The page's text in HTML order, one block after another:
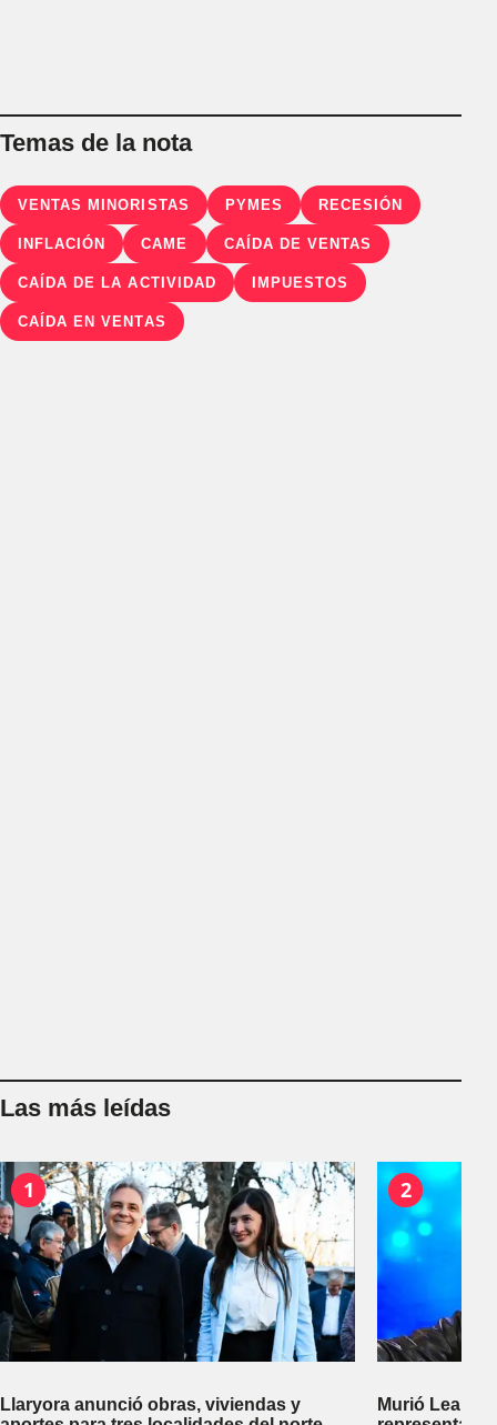
Temas de la nota
VENTAS MINORISTAS PYMES RECESIÓN
INFLACIÓN CAME CAÍDA DE VENTAS
CAÍDA DE LA ACTIVIDAD IMPUESTOS
CAÍDA EN VENTAS
Las más leídas
1
Llaryora anunció obras, viviendas y
2
Murió